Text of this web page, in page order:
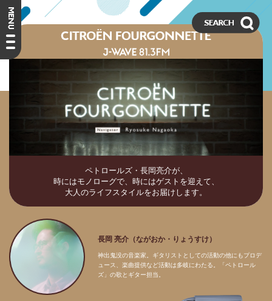
ペトロールズ・長岡亮介が、
時にはモノローグで、時にはゲストを迎えて、
大人のライフスタイルをお届けします。
長岡 亮介（ながおか・りょうすけ）
神出鬼没の音楽家。ギタリストとしての活動の他にもプロデ
ュース、楽曲提供など活動は多岐にわたる。「ペトロール
ズ」の歌とギター担当。